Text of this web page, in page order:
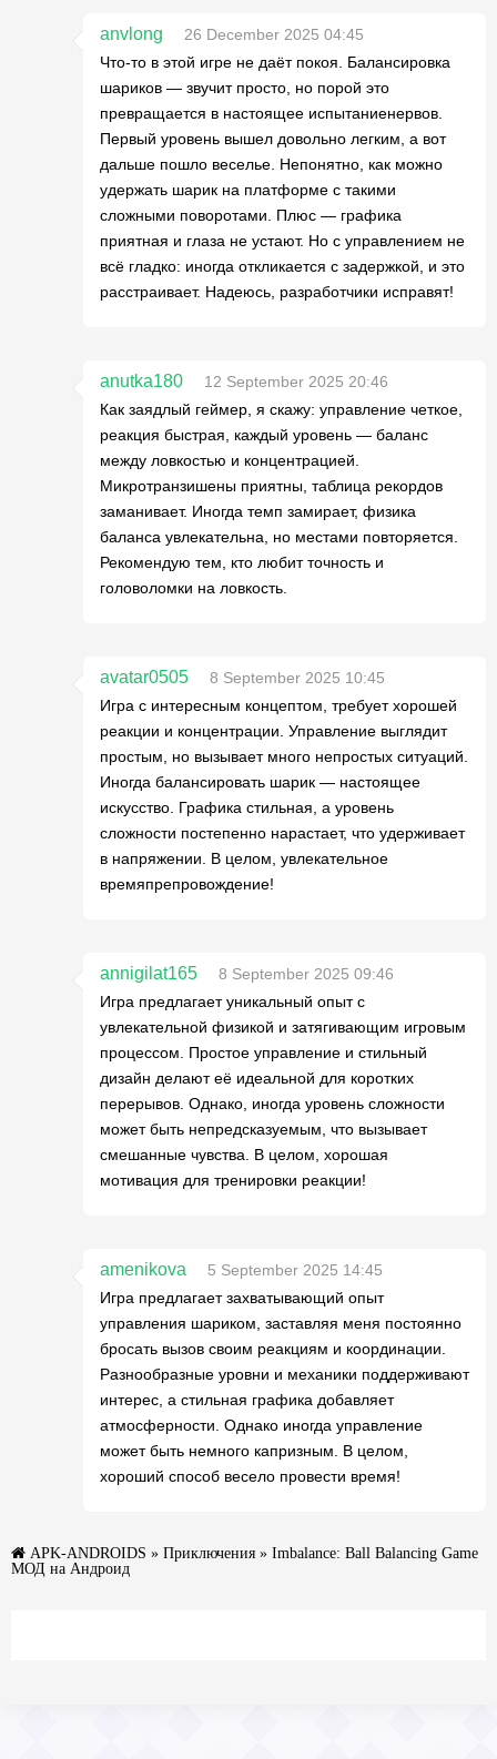
anvlong
26 December 2025 04:45
Что-то в этой игре не даёт покоя. Балансировка
шариков — звучит просто, но порой это
превращается в настоящее испытаниенервов.
Первый уровень вышел довольно легким, а вот
дальше пошло веселье. Непонятно, как можно
удержать шарик на платформе с такими
сложными поворотами. Плюс — графика
приятная и глаза не устают. Но с управлением не
всё гладко: иногда откликается с задержкой, и это
расстраивает. Надеюсь, разработчики исправят!
anutka180
12 September 2025 20:46
Как заядлый геймер, я скажу: управление четкое,
реакция быстрая, каждый уровень — баланс
между ловкостью и концентрацией.
Микротранзишены приятны, таблица рекордов
заманивает. Иногда темп замирает, физика
баланса увлекательна, но местами повторяется.
Рекомендую тем, кто любит точность и
головоломки на ловкость.
avatar0505
8 September 2025 10:45
Игра с интересным концептом, требует хорошей
реакции и концентрации. Управление выглядит
простым, но вызывает много непростых ситуаций.
Иногда балансировать шарик — настоящее
искусство. Графика стильная, а уровень
сложности постепенно нарастает, что удерживает
в напряжении. В целом, увлекательное
времяпрепровождение!
annigilat165
8 September 2025 09:46
Игра предлагает уникальный опыт с
увлекательной физикой и затягивающим игровым
процессом. Простое управление и стильный
дизайн делают её идеальной для коротких
перерывов. Однако, иногда уровень сложности
может быть непредсказуемым, что вызывает
смешанные чувства. В целом, хорошая
мотивация для тренировки реакции!
amenikova
5 September 2025 14:45
Игра предлагает захватывающий опыт
управления шариком, заставляя меня постоянно
бросать вызов своим реакциям и координации.
Разнообразные уровни и механики поддерживают
интерес, а стильная графика добавляет
атмосферности. Однако иногда управление
может быть немного капризным. В целом,
хороший способ весело провести время!
APK-ANDROIDS » Приключения » Imbalance: Ball Balancing Game
МОД на Андроид